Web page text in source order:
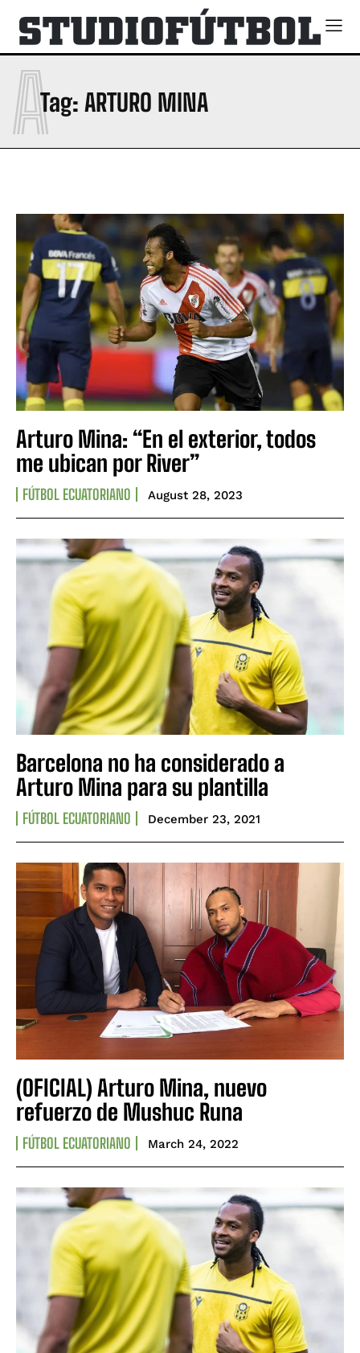
Tag: ARTURO MINA
A
Arturo Mina: “En el exterior, todos
me ubican por River”
FÚTBOL ECUATORIANO August 28, 2023
Barcelona no ha considerado a
Arturo Mina para su plantilla
FÚTBOL ECUATORIANO December 23, 2021
(OFICIAL) Arturo Mina, nuevo
refuerzo de Mushuc Runa
FÚTBOL ECUATORIANO March 24, 2022